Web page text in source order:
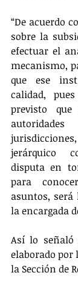
“De acuerdo
sobre la
efectuar el
mecanismo,
que ese
calidad,
previsto
jerárquico
disputa en
para
asuntos, será
la encargada
Así lo señaló
elaborado por
la Sección de